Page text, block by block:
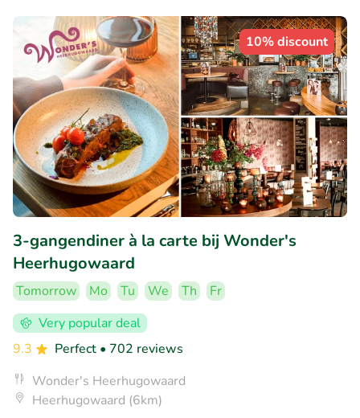
10% discount
3-gangendiner à la carte bij Wonder's
Heerhugowaard
Tomorrow Mo Tu We Th
Fr
Very popular deal
9.3
Perfect • 702 reviews
Wonder's Heerhugowaard
Heerhugowaard (6km)